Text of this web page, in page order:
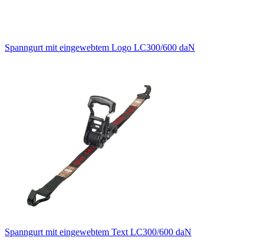
Spanngurt mit eingewebtem Logo LC300/600 daN
Spanngurt mit eingewebtem Text LC300/600 daN